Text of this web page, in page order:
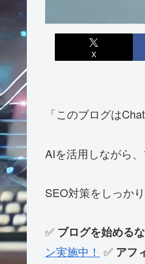
X
「このブログは
AIを活用しながら
SEO対策をしっか
✅ ブログを始める
ン実施中！ ✅ アフ